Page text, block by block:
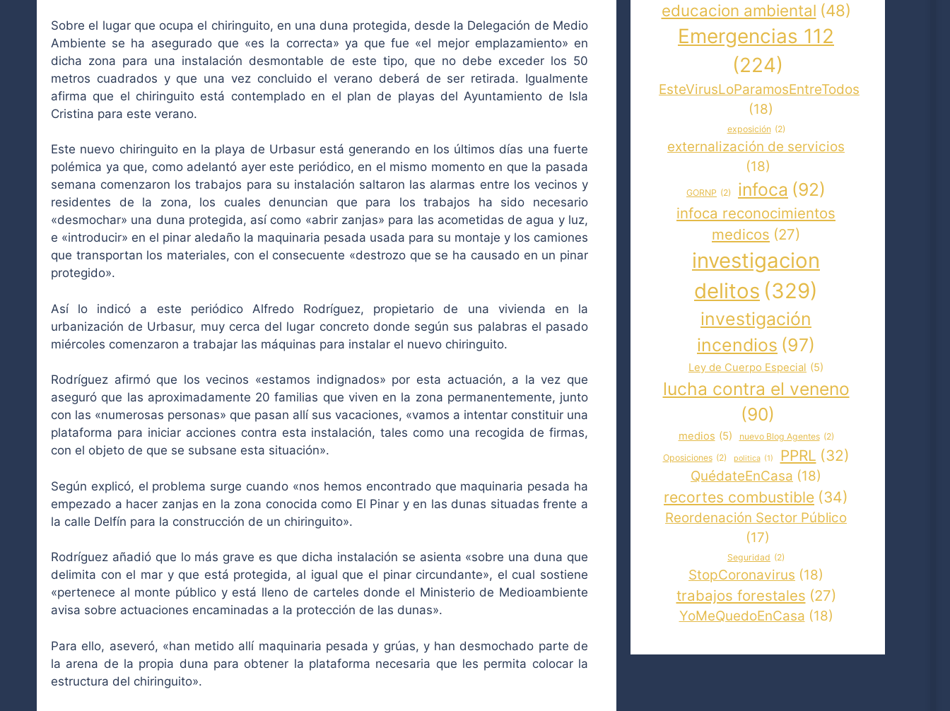
Sobre el lugar que ocupa el chiringuito, en una duna protegida, desde la Delegación de Medio
Ambiente se ha asegurado que «es la correcta» ya que fue «el mejor emplazamiento» en
dicha zona para una instalación desmontable de este tipo, que no debe exceder los 50
metros cuadrados y que una vez concluido el verano deberá de ser retirada. Igualmente
afirma que el chiringuito está contemplado en el plan de playas del Ayuntamiento de Isla
Cristina para este verano.
Este nuevo chiringuito en la playa de Urbasur está generando en los últimos días una fuerte
polémica ya que, como adelantó ayer este periódico, en el mismo momento en que la pasada
semana comenzaron los trabajos para su instalación saltaron las alarmas entre los vecinos y
residentes de la zona, los cuales denuncian que para los trabajos ha sido necesario
«desmochar» una duna protegida, así como «abrir zanjas» para las acometidas de agua y luz,
e «introducir» en el pinar aledaño la maquinaria pesada usada para su montaje y los camiones
que transportan los materiales, con el consecuente «destrozo que se ha causado en un pinar
protegido».
Así lo indicó a este periódico Alfredo Rodríguez, propietario de una vivienda en la
urbanización de Urbasur, muy cerca del lugar concreto donde según sus palabras el pasado
miércoles comenzaron a trabajar las máquinas para instalar el nuevo chiringuito.
Rodríguez afirmó que los vecinos «estamos indignados» por esta actuación, a la vez que
aseguró que las aproximadamente 20 familias que viven en la zona permanentemente, junto
con las «numerosas personas» que pasan allí sus vacaciones, «vamos a intentar constituir una
plataforma para iniciar acciones contra esta instalación, tales como una recogida de firmas,
con el objeto de que se subsane esta situación».
Según explicó, el problema surge cuando «nos hemos encontrado que maquinaria pesada ha
empezado a hacer zanjas en la zona conocida como El Pinar y en las dunas situadas frente a
la calle Delfín para la construcción de un chiringuito».
Rodríguez añadió que lo más grave es que dicha instalación se asienta «sobre una duna que
delimita con el mar y que está protegida, al igual que el pinar circundante», el cual sostiene
«pertenece al monte público y está lleno de carteles donde el Ministerio de Medioambiente
avisa sobre actuaciones encaminadas a la protección de las dunas».
Para ello, aseveró, «han metido allí maquinaria pesada y grúas, y han desmochado parte de
la arena de la propia duna para obtener la plataforma necesaria que les permita colocar la
estructura del chiringuito».
educacion ambiental (48)
Emergencias 112
(224)
EsteVirusLoParamosEntreTodos
(18)
exposición (2)
externalización de servicios
(18)
GORNP (2) infoca (92)
infoca reconocimientos
medicos (27)
investigacion
delitos (329)
investigación
incendios (97)
Ley de Cuerpo Especial (5)
lucha contra el veneno
(90)
medios (5) nuevo Blog Agentes (2)
Oposiciones (2) politica (1) PPRL (32)
QuédateEnCasa (18)
recortes combustible (34)
Reordenación Sector Público
(17)
Seguridad (2)
StopCoronavirus (18)
trabajos forestales (27)
YoMeQuedoEnCasa (18)